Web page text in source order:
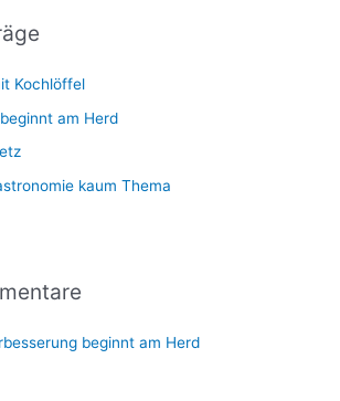
Kochlöffel
am Herd
kaum Thema
beginnt am Herd